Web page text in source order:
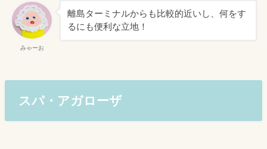
みゃーお
離島ターミナルからも比較的近いし、何をす
るにも便利な立地！
スパ・アガローザ